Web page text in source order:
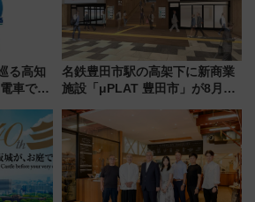
る高知
車で楽
満喫！
名鉄豊田市駅の高架下に新商業
施設「μPLAT 豊田市」が8月26
たな玄関口へ